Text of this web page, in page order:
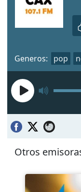
Generos: pop
Otros